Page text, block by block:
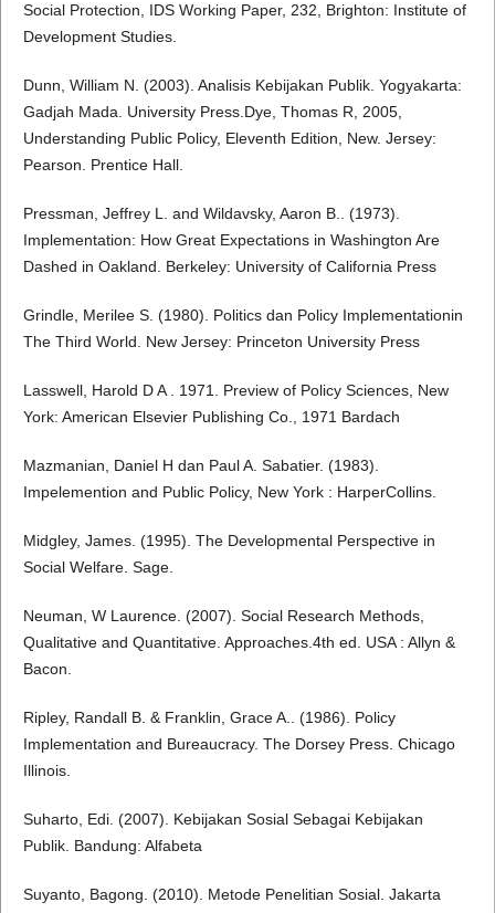
Social Protection, IDS Working Paper, 232, Brighton: Institute of
Development Studies.
Dunn, William N. (2003). Analisis Kebijakan Publik. Yogyakarta:
Gadjah Mada. University Press.Dye, Thomas R, 2005,
Understanding Public Policy, Eleventh Edition, New. Jersey:
Pearson. Prentice Hall.
Pressman, Jeffrey L. and Wildavsky, Aaron B.. (1973).
Implementation: How Great Expectations in Washington Are
Dashed in Oakland. Berkeley: University of California Press
Grindle, Merilee S. (1980). Politics dan Policy Implementationin
The Third World. New Jersey: Princeton University Press
Lasswell, Harold D A . 1971. Preview of Policy Sciences, New
York: American Elsevier Publishing Co., 1971 Bardach
Mazmanian, Daniel H dan Paul A. Sabatier. (1983).
Impelemention and Public Policy, New York : HarperCollins.
Midgley, James. (1995). The Developmental Perspective in
Social Welfare. Sage.
Neuman, W Laurence. (2007). Social Research Methods,
Qualitative and Quantitative. Approaches.4th ed. USA : Allyn &
Bacon.
Ripley, Randall B. & Franklin, Grace A.. (1986). Policy
Implementation and Bureaucracy. The Dorsey Press. Chicago
Illinois.
Suharto, Edi. (2007). Kebijakan Sosial Sebagai Kebijakan
Publik. Bandung: Alfabeta
Suyanto, Bagong. (2010). Metode Penelitian Sosial. Jakarta